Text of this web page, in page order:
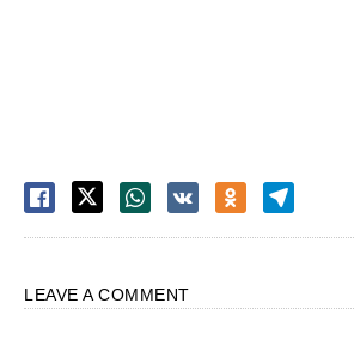
LEAVE A COMMENT